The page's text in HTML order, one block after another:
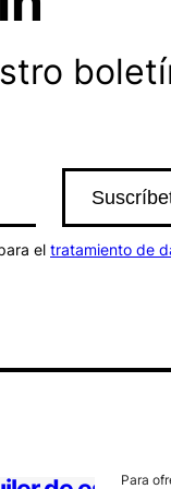
Para
el tratamiento de